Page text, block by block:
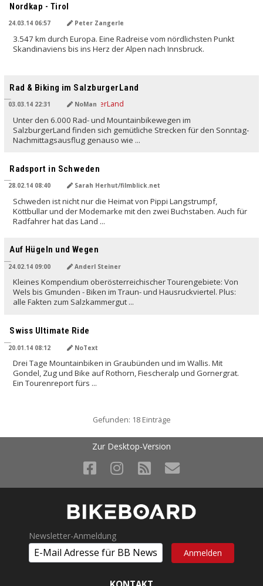
Nordkap - Tirol
24.03.14 06:57 Peter Zangerle
3.547 km durch Europa. Eine Radreise vom nördlichsten Punkt
Skandinaviens bis ins Herz der Alpen nach Innsbruck.
Rad & Biking im SalzburgerLand
03.03.14 22:31 NoMan
Unter den 6.000 Rad- und Mountainbikewegen im
SalzburgerLand finden sich gemütliche Strecken für den Sonntag-
Nachmittagsausflug genauso wie ...
Radsport in Schweden
28.02.14 08:40 Sarah Herhut/filmblick.net
Schweden ist nicht nur die Heimat von Pippi Langstrumpf,
Köttbullar und der Modemarke mit den zwei Buchstaben. Auch für
Radfahrer hat das Land ...
Auf Hügeln und Wegen
24.02.14 09:00 Anderl Steiner
Kleines Kompendium oberösterreichischer Tourengebiete: Von
Wels bis Gmunden - Biken im Traun- und Hausruckviertel. Plus:
alle Fakten zum Salzkammergut ...
Swiss Ultimate Ride
20.01.14 08:12 NoText
Drei Tage Mountainbiken in Graubünden und im Wallis. Mit
Gondel, Zug und Bike auf Rothorn, Fiescheralp und Gornergrat.
Ein Tourenreport fürs ...
Gefunden: 18 Einträge
Zur Desktop-Version
Newsletter-Anmeldung